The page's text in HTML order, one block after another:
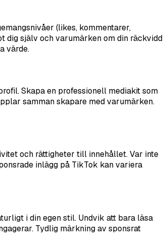
(likes, kommentarer,
dig själv och varumärken om din räckvidd
värde.
Skapa en professionell mediakit som
samman skapare med varumärken.
och rättigheter till innehållet. Var inte
inlägg på TikTok kan variera
i din egen stil. Undvik att bara läsa
Tydlig märkning av sponsrat